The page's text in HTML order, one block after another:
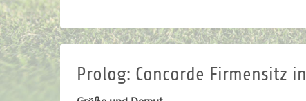
Prolog: Concorde Firmensitz